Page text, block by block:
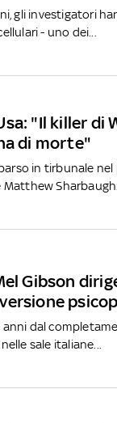
gli investigatori
- uno dei...
"Il killer di
di morte"
in tirbunale nel
Sharbaugh...
Gibson
dal
sale italiane...